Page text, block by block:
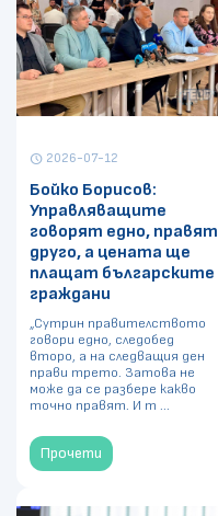
schedule 2026-07-12
Бойко Борисов:
Управляващите
говорят едно, правят
друго, а цената ще
плащат българските
граждани
„Сутрин правителството
говори едно, следобед
второ, а на следващия ден
прави трето. Затова не
може да се разбере какво
точно правят. И т ...
Прочети